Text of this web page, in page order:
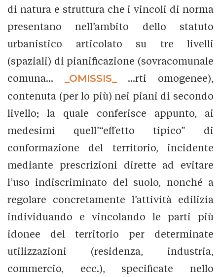
di natura e struttura che i vincoli di norma
presentano nell’ambito dello statuto
urbanistico articolato su tre livelli
(spaziali) di pianificazione (sovracomunale
comuna...
_OMISSIS_
...rti omogenee),
contenuta (per lo più) nei piani di secondo
livello; la quale conferisce appunto, ai
medesimi quell’“effetto tipico” di
conformazione del territorio, incidente
mediante prescrizioni dirette ad evitare
l’uso indiscriminato del suolo, nonché a
regolare concretamente l’attività edilizia
individuando e vincolando le parti più
idonee del territorio per determinate
utilizzazioni (residenza, industria,
commercio, ecc.), specificate nello